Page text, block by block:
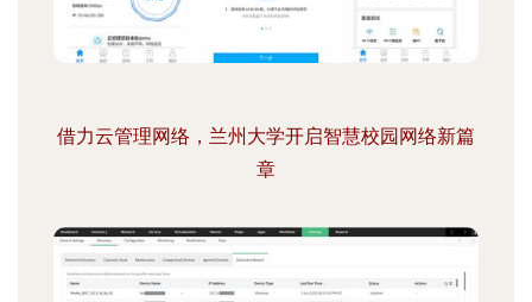
借力云管理网络，兰州大学开启智慧校园网络新篇
章